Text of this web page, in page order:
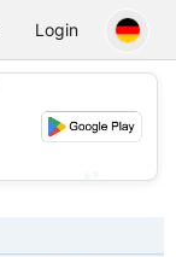
Login